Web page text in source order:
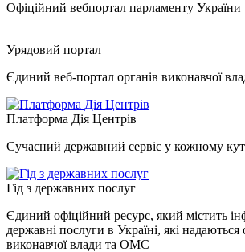
Офіційний вебпортал парламенту України
Урядовий портал
Єдиний веб-портал органів виконавчої
Платформа Дія Центрів
Сучасний державний сервіс у кожному
Гід з державних послуг
Єдиний офіційний ресурс, який містить
державні послуги в Україні, які надаються
виконавчої влади та ОМС